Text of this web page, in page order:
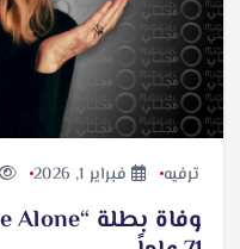
ترفيه فبراير 1, 2026